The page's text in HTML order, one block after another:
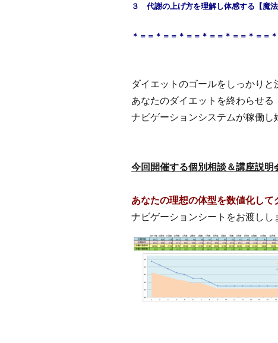
３ 代謝の上げ方を理解し体感する【魔法
＊＝＝＊＝＝＊＝＝＊＝＝＊＝＝＊＝＝
ダイエットのゴールをしっかりと
あなたのダイエットを終わらせる
ナビゲーションシステムが稼働し
今回開催する個別相談＆講座説明
あなたの理想の体型を数値化して
ナビゲーションシートをお渡しし